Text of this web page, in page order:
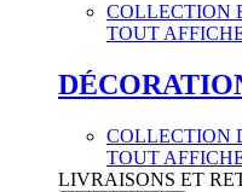
COLLECTION
TOUT
COLLECTION
TOUT
LIVRAISONS ET